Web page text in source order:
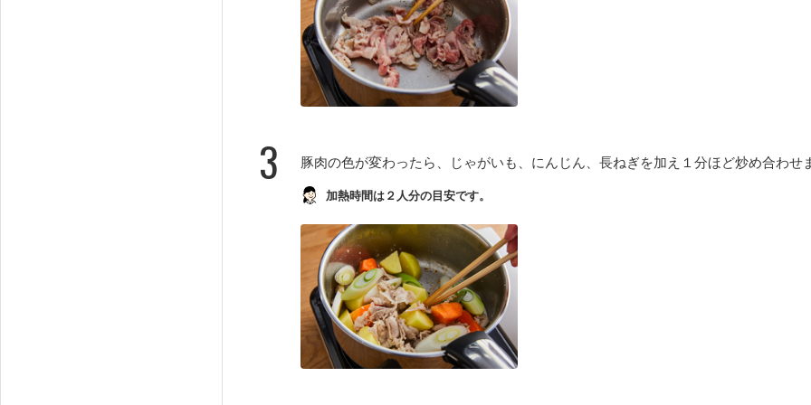
3 豚肉の色が変わったら、じゃがいも、にんじん、長ねぎを加え１分ほど炒め合わせ
加熱時間は２人分の目安です。